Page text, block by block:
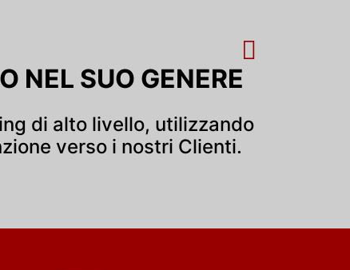
NEL SUO GENERE
di alto livello, utilizzando
verso i nostri Clienti.